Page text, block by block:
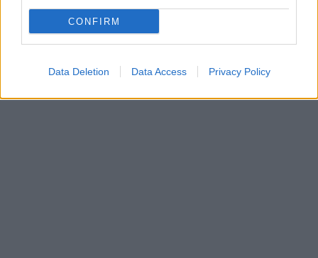
CONFIRM
Data Deletion Data Access Privacy Policy